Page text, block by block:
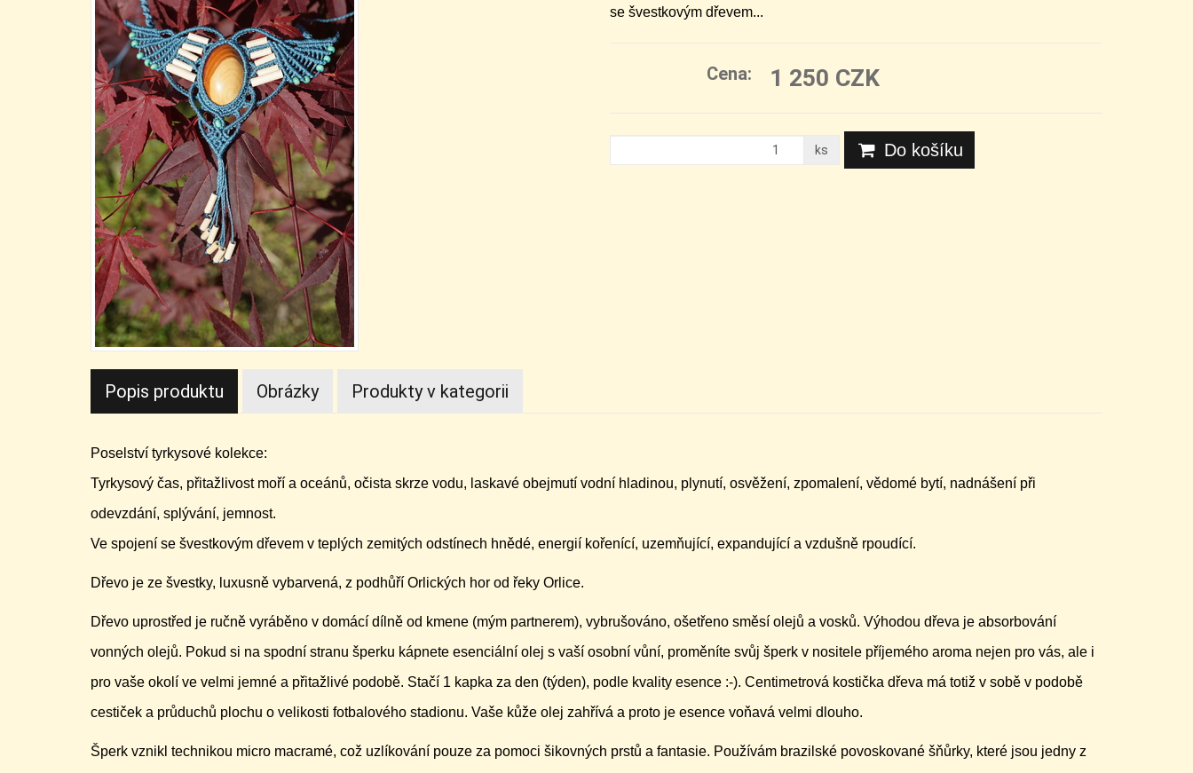
se švestkovým dřevem...
Cena: 1 250 CZK
ks Do košíku
Popis produktu Obrázky Produkty v kategorii
Poselství tyrkysové kolekce:
Tyrkysový čas, přitažlivost moří a oceánů, očista skrze vodu, laskavé obejmutí vodní hladinou, plynutí, osvěžení, zpomalení, vědomé bytí, nadnášení při
odevzdání, splývání, jemnost.
Ve spojení se švestkovým dřevem v teplých zemitých odstínech hnědé, energií kořenící, uzemňující, expandující a vzdušně rpoudící.
Dřevo je ze švestky, luxusně vybarvená, z podhůří Orlických hor od řeky Orlice.
Dřevo uprostřed je ručně vyráběno v domácí dílně od kmene (mým partnerem), vybrušováno, ošetřeno směsí olejů a vosků. Výhodou dřeva je absorbování
vonných olejů. Pokud si na spodní stranu šperku kápnete esenciální olej s vaší osobní vůní, proměníte svůj šperk v nositele příjemého aroma nejen pro vás, ale i
pro vaše okolí ve velmi jemné a přitažlivé podobě. Stačí 1 kapka za den (týden), podle kvality esence :-). Centimetrová kostička dřeva má totiž v sobě v podobě
cestiček a průduchů plochu o velikosti fotbalového stadionu. Vaše kůže olej zahřívá a proto je esence voňavá velmi dlouho.
Šperk vznikl technikou micro macramé, což uzlíkování pouze za pomoci šikovných prstů a fantasie. Používám brazilské povoskované šňůrky, které jsou jedny z